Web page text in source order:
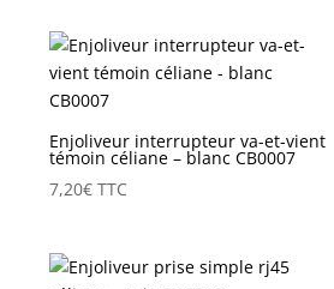
Enjoliveur interrupteur va-et-vient
témoin céliane – blanc CB0007
7,20€ TTC